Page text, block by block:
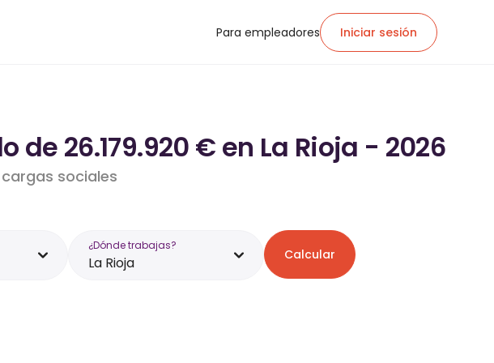
Para empleadores Iniciar sesión
26.179.920 € en La Rioja - 2026
sociales
¿Dónde trabajas?
La Rioja Calcular